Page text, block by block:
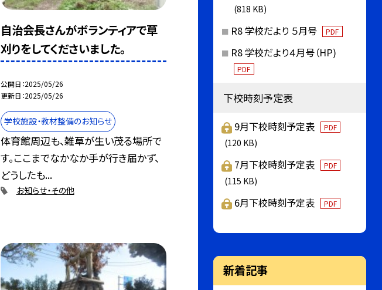
自治会長さんがボランティアで草
刈りをしてくださいました。
公開日 2025/05/26
更新日 2025/05/26
学校施設・教材整備のお知らせ
体育館周辺も、雑草が生い茂る場所で
す。ここまでなかなか手が行き届かず、
どうしたも...
お知らせ・その他
(818 KB)
R8 学校だより ５月号 PDF
R8 学校だより４月号（HP)
PDF
下校時刻予定表
9月下校時刻予定表 PDF
(120 KB)
7月下校時刻予定表 PDF
(115 KB)
6月下校時刻予定表 PDF
新着記事